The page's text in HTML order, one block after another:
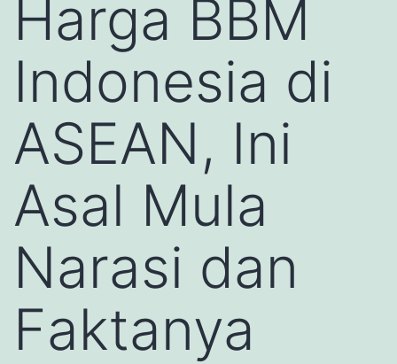
Harga BBM
Indonesia di
ASEAN, Ini
Asal Mula
Narasi dan
Faktanya